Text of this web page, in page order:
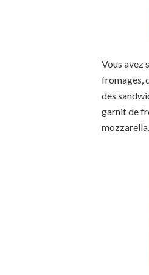
Vous avez
fromages,
des
garnit de